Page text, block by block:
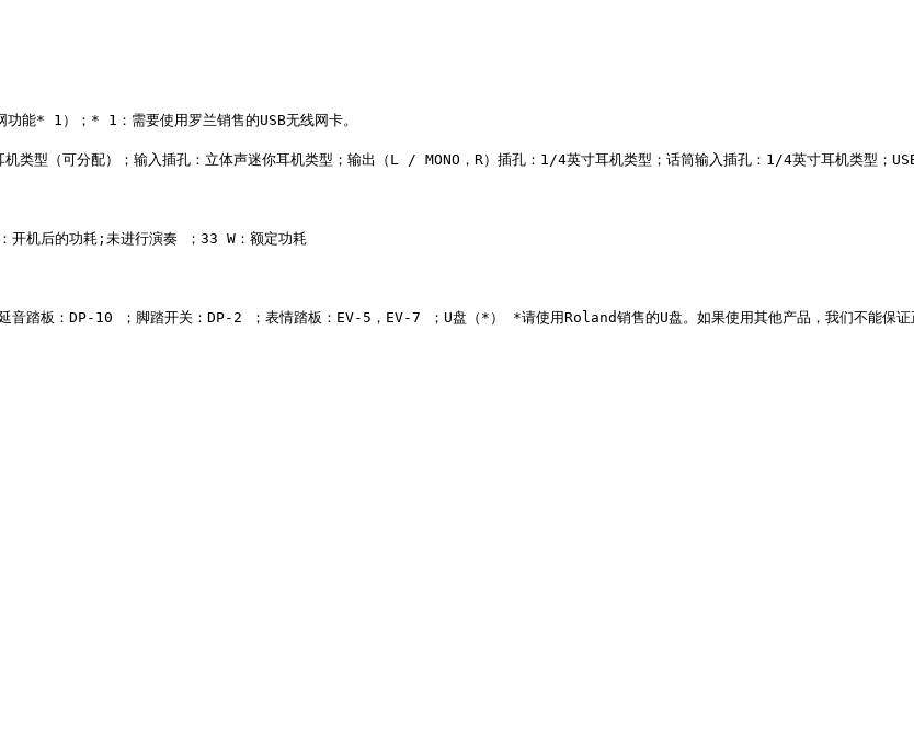
能* 1）；* 1：需要使用罗兰销售的USB无线网卡。
（可分配）；输入插孔：立体声迷你耳机类型；输出（L / MONO，R）插孔：1/4英寸耳机类型；话筒输入插孔：1/4英寸耳机类型；
开机后的功耗;未进行演奏 ；33 W：额定功耗
踏板：DP-10 ；脚踏开关：DP-2 ；表情踏板：EV-5，EV-7 ；U盘（*） *请使用Roland销售的U盘。如果使用其他产品，我们不能保证